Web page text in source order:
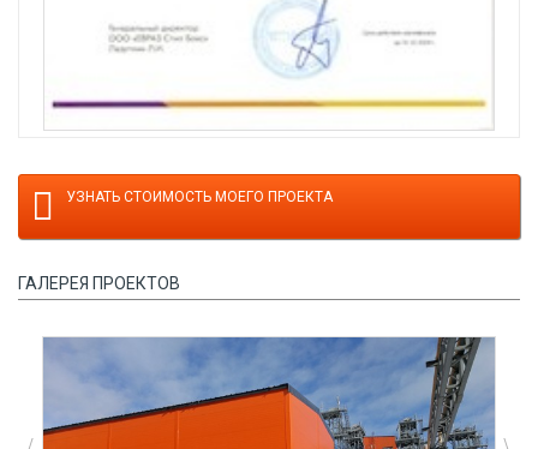
УЗНАТЬ СТОИМОСТЬ МОЕГО ПРОЕКТА
ГАЛЕРЕЯ ПРОЕКТОВ